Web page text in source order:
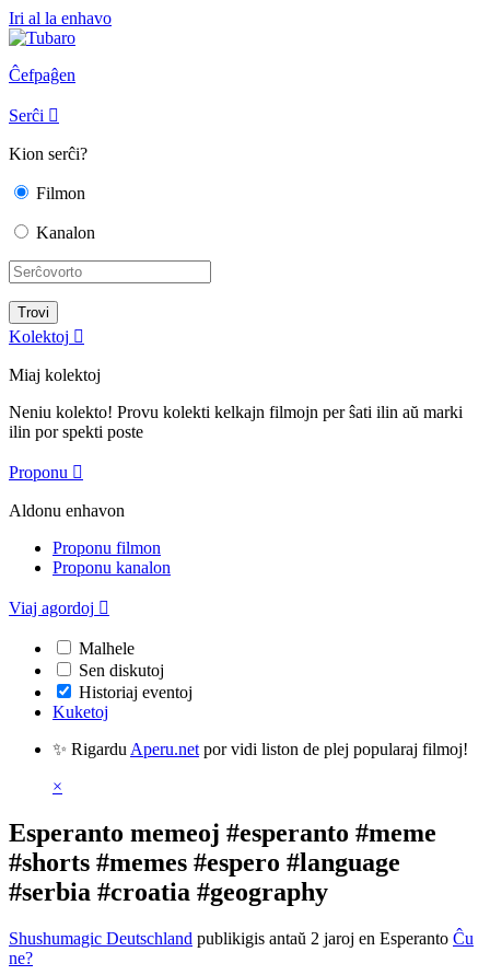
Iri al la enhavo
Ĉefpaĝen
Serĉi 
Kion serĉi?
Filmon
Kanalon
Kolektoj 
Miaj kolektoj
Neniu kolekto! Provu kolekti kelkajn filmojn per ŝati ilin aŭ marki
ilin por spekti poste
Proponu 
Aldonu enhavon
Proponu filmon
Proponu kanalon
Viaj agordoj 
Malhele
Sen diskutoj
Historiaj eventoj
Kuketoj
✨ Rigardu Aperu.net por vidi liston de plej popularaj filmoj!
×
Esperanto memeoj #esperanto #meme
#shorts #memes #espero #language
#serbia #croatia #geography
Shushumagic Deutschland publikigis antaŭ 2 jaroj en Esperanto Ĉu
ne?